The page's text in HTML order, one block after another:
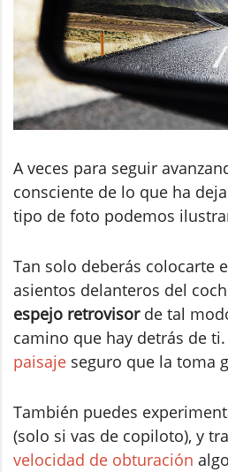
A veces para seguir
consciente de lo que ha
tipo de foto podemos
Tan solo deberás colocarte
asientos delanteros del
espejo retrovisorde tal
camino que hay detrás de
paisaje seguro que la toma
También puedes
(solo si vas de copiloto), y
velocidad de obturación